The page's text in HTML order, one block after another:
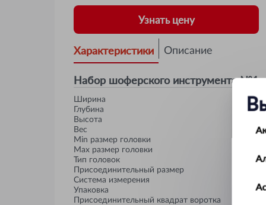
Узнать цену
Характеристики Описание
Набор шоферского инструмента №1
Ширина
Глубина
Высота
Вес
Min размер головки
Max размер головки
Тип головок
Присоединительный размер
Система измерения
Упаковка
Присоединительный квадрат воротка